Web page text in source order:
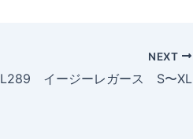
NEXT
L289 イージーレガース S〜XL